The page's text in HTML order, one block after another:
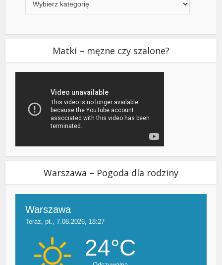
Matki – męzne czy szalone?
Warszawa – Pogoda dla rodziny